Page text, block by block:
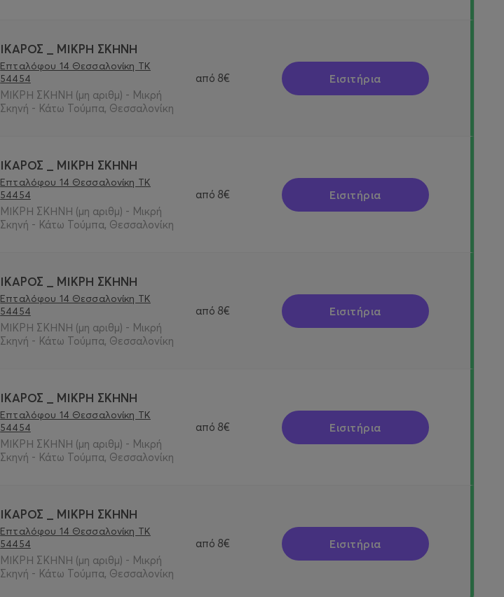
ΙΚΑΡΟΣ _ ΜΙΚΡΗ ΣΚΗΝΗ
Επταλόφου 14 Θεσσαλονίκη ΤΚ
54454
ΜΙΚΡΗ ΣΚΗΝΗ (μη αριθμ) - Μικρή
Σκηνή - Κάτω Τούμπα, Θεσσαλονίκη
από 8€ Εισιτήρια
ΙΚΑΡΟΣ _ ΜΙΚΡΗ ΣΚΗΝΗ
Επταλόφου 14 Θεσσαλονίκη ΤΚ
54454
ΜΙΚΡΗ ΣΚΗΝΗ (μη αριθμ) - Μικρή
Σκηνή - Κάτω Τούμπα, Θεσσαλονίκη
από 8€ Εισιτήρια
ΙΚΑΡΟΣ _ ΜΙΚΡΗ ΣΚΗΝΗ
Επταλόφου 14 Θεσσαλονίκη ΤΚ
54454
ΜΙΚΡΗ ΣΚΗΝΗ (μη αριθμ) - Μικρή
Σκηνή - Κάτω Τούμπα, Θεσσαλονίκη
από 8€ Εισιτήρια
ΙΚΑΡΟΣ _ ΜΙΚΡΗ ΣΚΗΝΗ
Επταλόφου 14 Θεσσαλονίκη ΤΚ
54454
ΜΙΚΡΗ ΣΚΗΝΗ (μη αριθμ) - Μικρή
Σκηνή - Κάτω Τούμπα, Θεσσαλονίκη
από 8€ Εισιτήρια
ΙΚΑΡΟΣ _ ΜΙΚΡΗ ΣΚΗΝΗ
Επταλόφου 14 Θεσσαλονίκη ΤΚ
54454
ΜΙΚΡΗ ΣΚΗΝΗ (μη αριθμ) - Μικρή
Σκηνή - Κάτω Τούμπα, Θεσσαλονίκη
από 8€ Εισιτήρια